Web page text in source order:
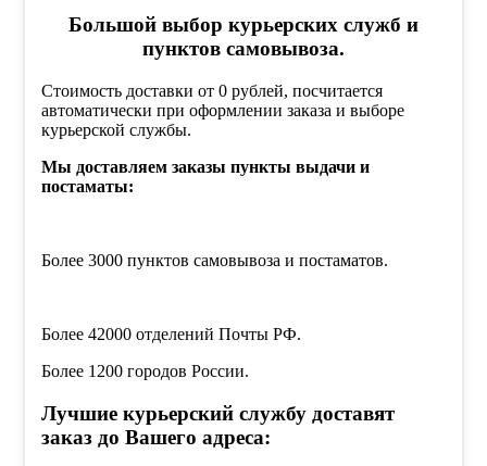
Большой выбор курьерских служб и
пунктов самовывоза.
Стоимость доставки от 0 рублей, посчитается
автоматически при оформлении заказа и выборе
курьерской службы.
Мы доставляем заказы пункты выдачи и
постаматы:
Более 3000 пунктов самовывоза и постаматов.
Более 42000 отделений Почты РФ.
Более 1200 городов России.
Лучшие курьерский службу доставят
заказ до Вашего адреса: